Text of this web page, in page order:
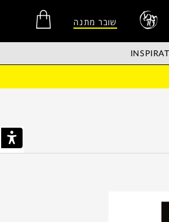
שובר מתנה